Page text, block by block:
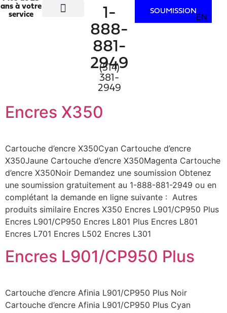
ans à votre
service
1-
888-
881-
2949
(514)
381-
2949
SOUMISSION
EN
Encres X350
Cartouche d’encre X350Cyan Cartouche d’encre
X350Jaune Cartouche d’encre X350Magenta Cartouche
d’encre X350Noir Demandez une soumission Obtenez
une soumission gratuitement au 1-888-881-2949 ou en
complétant la demande en ligne suivante : Autres
produits similaire Encres X350 Encres L901/CP950 Plus
Encres L901/CP950 Encres L801 Plus Encres L801
Encres L701 Encres L502 Encres L301
Encres L901/CP950 Plus
Cartouche d’encre Afinia L901/CP950 Plus Noir
Cartouche d’encre Afinia L901/CP950 Plus Cyan